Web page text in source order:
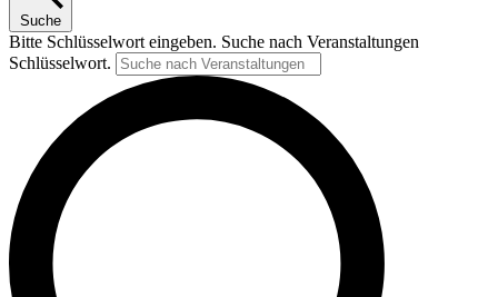
Suche
Bitte Schlüsselwort eingeben. Suche nach Veranstaltungen
Schlüsselwort.